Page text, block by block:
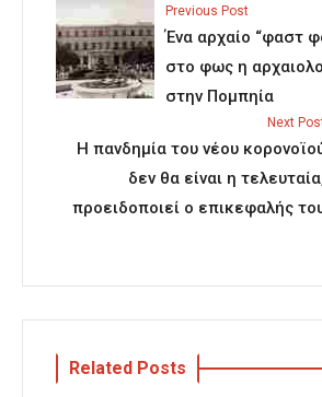
Previous Post
Ένα αρχαίο “φαστ
στο φως η
στην Πομπηία
Next
Η πανδημία του νέου
δεν θα είναι η
προειδοποιεί ο επικεφαλής
Related Posts